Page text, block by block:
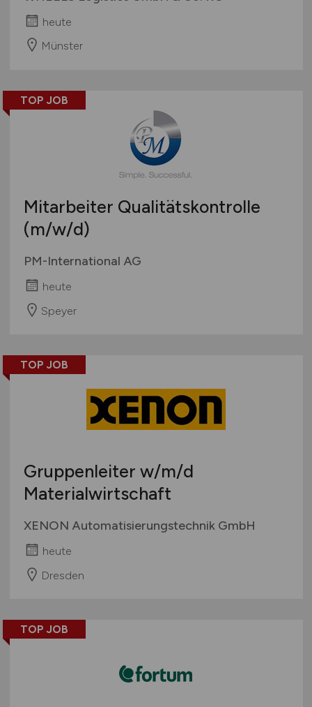
heute
Münster
TOP JOB
Mitarbeiter Qualitätskontrolle
(m/w/d)
PM-International AG
heute
Speyer
TOP JOB
Gruppenleiter w/m/d
Materialwirtschaft
XENON Automatisierungstechnik GmbH
heute
Dresden
TOP JOB